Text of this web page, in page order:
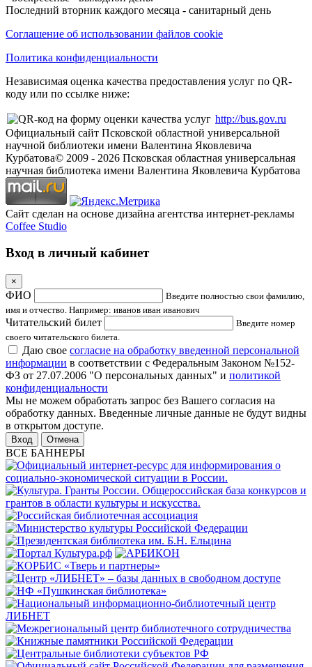
Последний вторник каждого месяца - санитарный день
Соглашение об использовании файлов cookie
Политика конфиденциальности
Независимая оценка качества предоставления услуг по QR-
коду или по ссылке ниже:
http://bus.gov.ru
Официальный сайт Псковской областной универсальной
научной библиотеки имени Валентина Яковлевича
Курбатова© 2009 - 2026 Псковская областная универсальная
научная библиотека имени Валентина Яковлевича Курбатова
Сайт сделан на основе дизайна агентства интернет-рекламы
Coffee Studio
Вход в личный кабинет
×
ФИО
Введите полностью свои фамилию,
имя и отчество. Например: иванов иван иванович
Читательский билет
Введите номер
своего читательского билета.
Даю свое согласие на обработку введенной персональной
информации в соответствии с Федеральным Законом №152-
ФЗ от 27.07.2006 "О персональных данных" и политикой
конфиденциальности
Мы не можем обработать запрос без Вашего согласия на
обработку данных. Введенные личные данные не будут видны
в открытом доступе.
Отмена
ВСЕ БАННЕРЫ